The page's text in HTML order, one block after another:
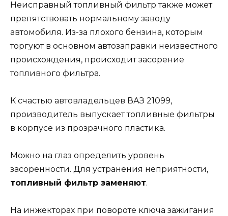
Неисправный топливный фильтр также может
препятствовать нормальному заводу
автомобиля. Из-за плохого бензина, которым
торгуют в основном автозаправки неизвестного
происхождения, происходит засорение
топливного фильтра.
К счастью автовладельцев ВАЗ 21099,
производитель выпускает топливные фильтры
в корпусе из прозрачного пластика.
Можно на глаз определить уровень
засоренности. Для устранения неприятности,
топливный фильтр заменяют.
На инжекторах при повороте ключа зажигания